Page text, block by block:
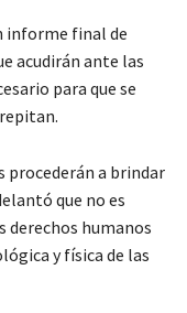
informe final de
acudirán ante las
para que se
procederán a brindar
que no es
derechos humanos
y física de las